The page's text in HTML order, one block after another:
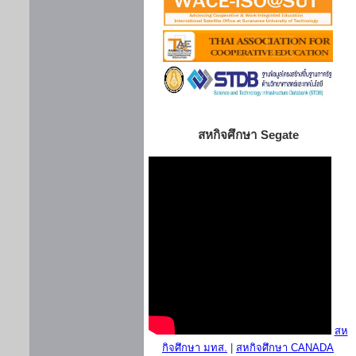
สหกิจศึกษา Segate
สห
กิจศึกษา มทส.
สหกิจศึกษา CANADA